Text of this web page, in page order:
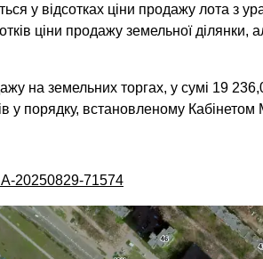
у відсотках ціни продажу лота з
ціни продажу земельної ділянки,
на земельних торгах, у сумі 19
порядку, встановленому Кабінетом
20250829-71574